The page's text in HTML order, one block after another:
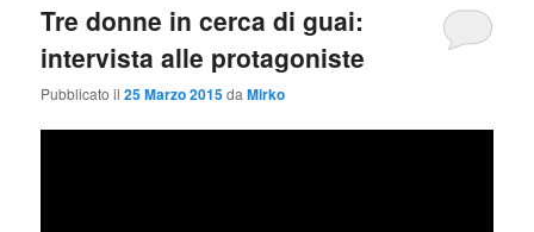
Tre donne in cerca di guai:
intervista alle protagoniste
Pubblicato il25 Marzo 2015daMirko